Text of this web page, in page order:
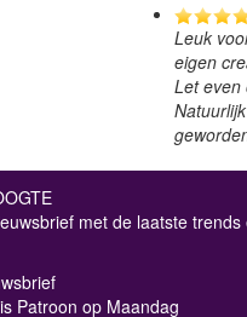
Leuk
eigen
Let even
met de laatste trends
Patroon op Maandag